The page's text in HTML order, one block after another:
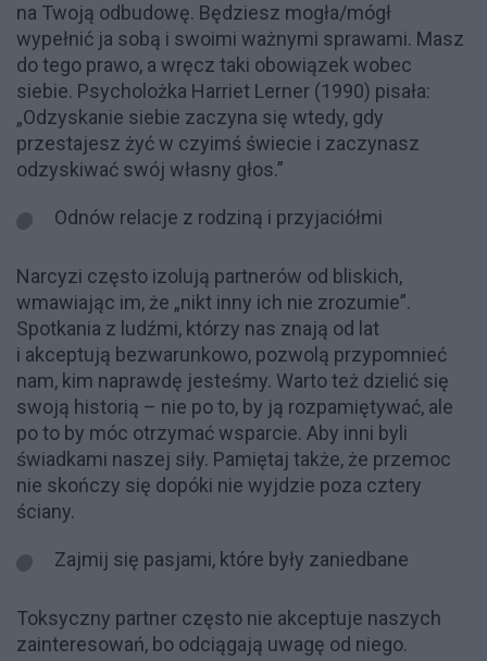
na Twoją odbudowę. Będziesz mogła/mógł
wypełnić ja sobą i swoimi ważnymi sprawami. Masz
do tego prawo, a wręcz taki obowiązek wobec
siebie. Psycholożka Harriet Lerner (1990) pisała:
„Odzyskanie siebie zaczyna się wtedy, gdy
przestajesz żyć w czyimś świecie i zaczynasz
odzyskiwać swój własny głos.”
Odnów relacje z rodziną i przyjaciółmi
Narcyzi często izolują partnerów od bliskich,
wmawiając im, że „nikt inny ich nie zrozumie”.
Spotkania z ludźmi, którzy nas znają od lat
i akceptują bezwarunkowo, pozwolą przypomnieć
nam, kim naprawdę jesteśmy. Warto też dzielić się
swoją historią – nie po to, by ją rozpamiętywać, ale
po to by móc otrzymać wsparcie. Aby inni byli
świadkami naszej siły. Pamiętaj także, że przemoc
nie skończy się dopóki nie wyjdzie poza cztery
ściany.
Zajmij się pasjami, które były zaniedbane
Toksyczny partner często nie akceptuje naszych
zainteresowań, bo odciągają uwagę od niego.